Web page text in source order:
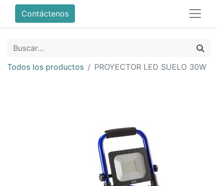
Contáctenos
Todos los productos PROYECTOR LED SUELO 30W